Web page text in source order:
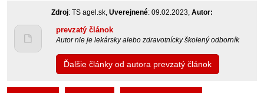
Zdroj: TS agel.sk, Uverejnené: 09.02.2023, Autor:
prevzatý článok
Autor nie je lekársky alebo zdravotnícky školený odborník
Ďalšie články od autora prevzatý článok